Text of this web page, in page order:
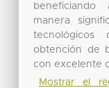
manera
tecnológicos
obtención de
con excelente
Mostrar el